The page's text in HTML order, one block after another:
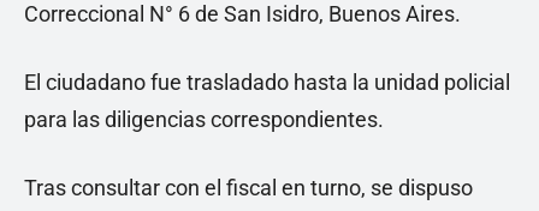
Correccional N° 6 de San Isidro, Buenos Aires.
El ciudadano fue trasladado hasta la unidad policial
para las diligencias correspondientes.
Tras consultar con el fiscal en turno, se dispuso